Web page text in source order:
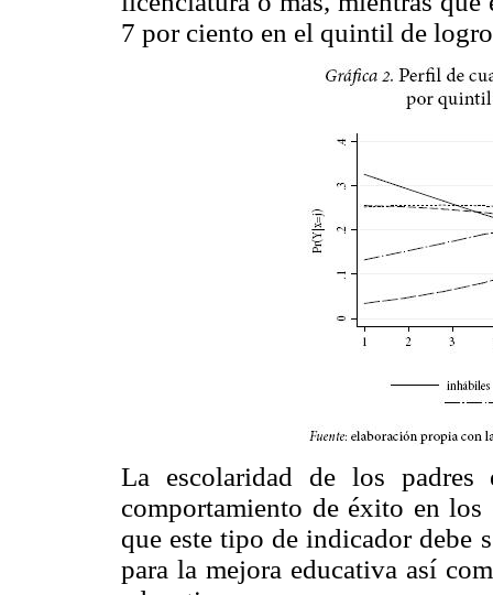
7 por ciento en el quintil de
La escolaridad de los padres
comportamiento de éxito en
que este tipo de indicador debe
para la mejora educativa así